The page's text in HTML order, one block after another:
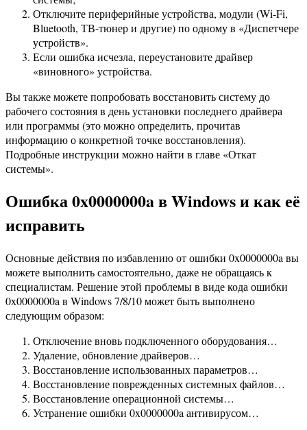
Отключите периферийные устройства, модули (Wi-Fi,
Bluetooth, ТВ-тюнер и другие) по одному в «Диспетчере
устройств».
Если ошибка исчезла, переустановите драйвер
«виновного» устройства.
Вы также можете попробовать восстановить систему до
рабочего состояния в день установки последнего драйвера
или программы (это можно определить, прочитав
информацию о конкретной точке восстановления).
Подробные инструкции можно найти в главе «Откат
системы».
Ошибка 0x0000000a в Windows и как её
исправить
Основные действия по избавлению от ошибки 0x0000000a вы
можете выполнить самостоятельно, даже не обращаясь к
специалистам. Решение этой проблемы в виде кода ошибки
0x0000000a в Windows 7/8/10 может быть выполнено
следующим образом:
Отключение вновь подключенного оборудования…
Удаление, обновление драйверов…
Восстановление использованных параметров…
Восстановление поврежденных системных файлов…
Восстановление операционной системы…
Устранение ошибки 0x0000000a антивирусом…